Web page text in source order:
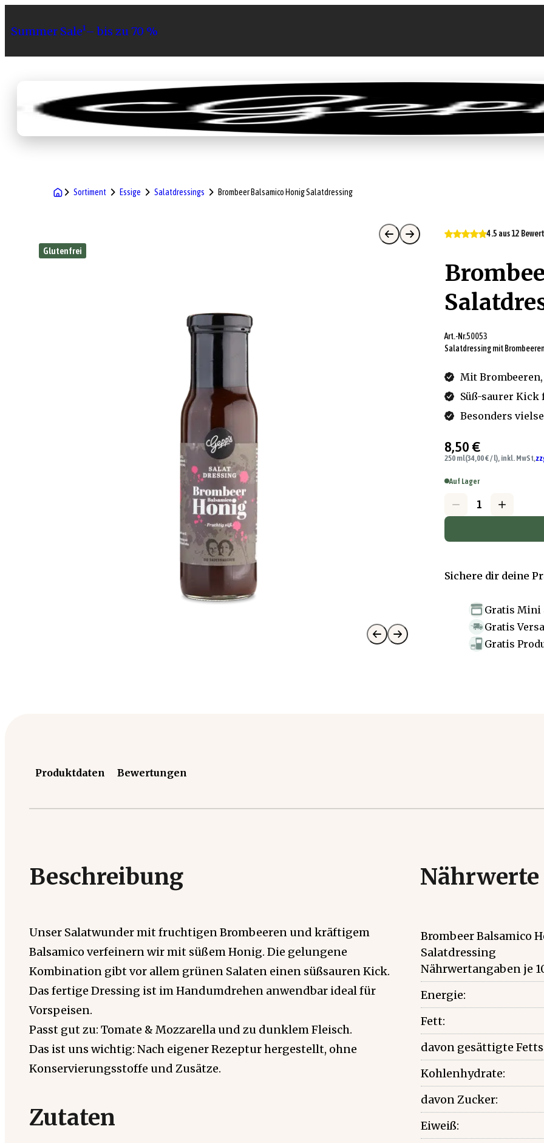
Summer Sale¹– bis zu 70 %
Sortiment Geschenke GrillenFeinkost-Abo Firmenkunden Sale
Sortiment Essige Salatdressings Brombeer Balsamico Honig Salatdressing
Glutenfrei
4.5 aus 12
Art.-Nr.50053
Salatdressing mit
Mit
Süß-saurer Kick
Besonders
8,50 €
250 ml(34,00 € / l), inkl. MwSt,
Auf Lager
Sichere dir deine
Gratis Mini
Gratis
Gratis
Produktdaten Bewertungen
Beschreibung
Unser Salatwunder mit fruchtigen Brombeeren und kräftigem
Balsamico verfeinern wir mit süßem Honig. Die gelungene
Kombination gibt vor allem grünen Salaten einen süßsauren Kick.
Das fertige Dressing ist im Handumdrehen anwendbar ideal für
Vorspeisen.
Passt gut zu: Tomate & Mozzarella und zu dunklem Fleisch.
Das ist uns wichtig: Nach eigener Rezeptur hergestellt, ohne
Konservierungsstoffe und Zusätze.
Zutaten
Nährwerte
Brombeer Balsamico
Salatdressing
Nährwertangaben je
Energie:
Fett:
davon gesättigte
Kohlenhydrate:
davon Zucker:
Eiweiß: